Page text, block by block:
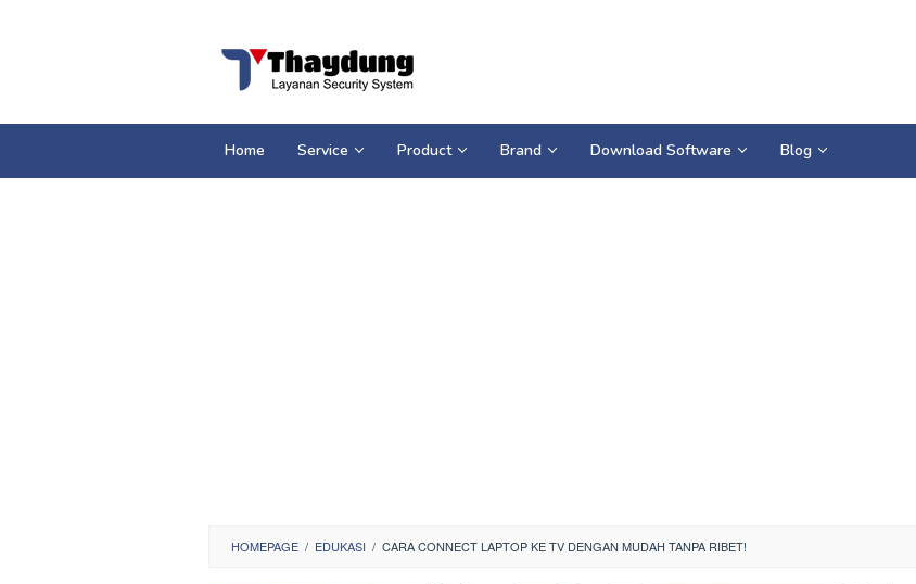
Home Service Product Brand Download Software Blog
HOMEPAGE / EDUKASI / CARA CONNECT LAPTOP KE TV DENGAN MUDAH TANPA RIBET!